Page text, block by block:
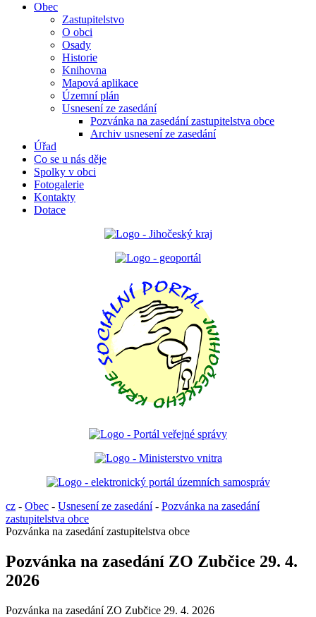
Obec
Zastupitelstvo
O obci
Osady
Historie
Knihovna
Mapová aplikace
Územní plán
Usnesení ze zasedání
Pozvánka na zasedání zastupitelstva obce
Archiv usnesení ze zasedání
Úřad
Co se u nás děje
Spolky v obci
Fotogalerie
Kontakty
Dotace
cz - Obec - Usnesení ze zasedání- Pozvánka na zasedání
zastupitelstva obce
Pozvánka na zasedání zastupitelstva obce
Pozvánka na zasedání ZO Zubčice 29. 4.
2026
Pozvánka na zasedání ZO Zubčice 29. 4. 2026